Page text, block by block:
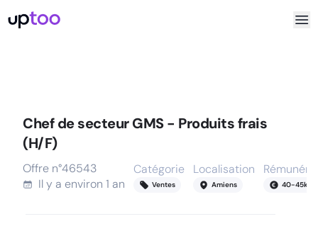
Chef de secteur GMS - Produits frais
(H/F)
Offre n°46543
Il y a environ 1 an
Catégorie
Ventes
Localisation
Amiens 40-45k